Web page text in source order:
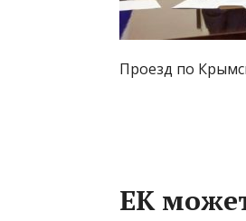
Проезд по
ЕК